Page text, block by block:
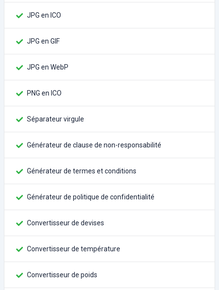
JPG en ICO
JPG en GIF
JPG en WebP
PNG en ICO
Séparateur virgule
Générateur de clause de non-responsabilité
Générateur de termes et conditions
Générateur de politique de confidentialité
Convertisseur de devises
Convertisseur de température
Convertisseur de poids